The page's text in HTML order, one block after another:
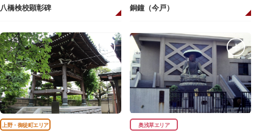
八橋検校顕彰碑 銅鐘（今戸）
上野・御徒町エリア 奥浅草エリア